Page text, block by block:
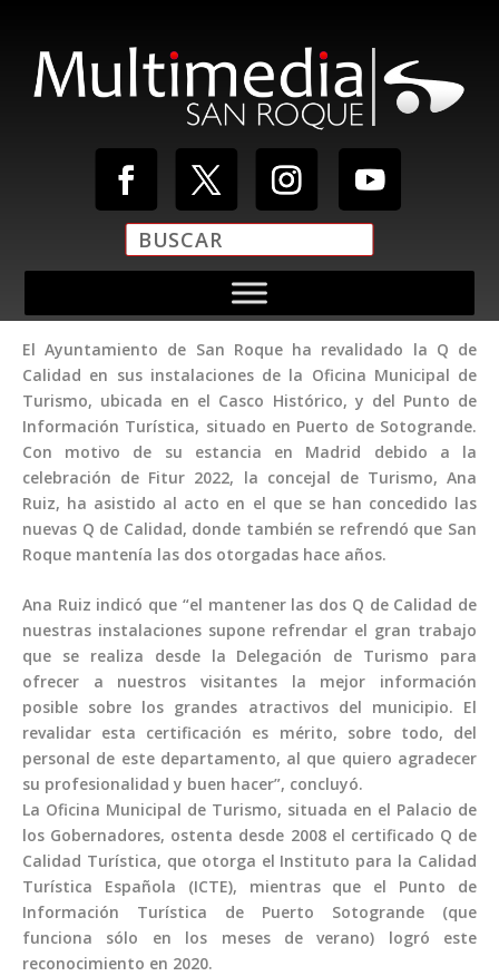
El Ayuntamiento de San Roque ha revalidado la Q de
Calidad en sus instalaciones de la Oficina Municipal de
Turismo, ubicada en el Casco Histórico, y del Punto de
Información Turística, situado en Puerto de Sotogrande.
Con motivo de su estancia en Madrid debido a la
celebración de Fitur 2022, la concejal de Turismo, Ana
Ruiz, ha asistido al acto en el que se han concedido las
nuevas Q de Calidad, donde también se refrendó que San
Roque mantenía las dos otorgadas hace años.
Ana Ruiz indicó que “el mantener las dos Q de Calidad de
nuestras instalaciones supone refrendar el gran trabajo
que se realiza desde la Delegación de Turismo para
ofrecer a nuestros visitantes la mejor información
posible sobre los grandes atractivos del municipio. El
revalidar esta certificación es mérito, sobre todo, del
personal de este departamento, al que quiero agradecer
su profesionalidad y buen hacer”, concluyó.
La Oficina Municipal de Turismo, situada en el Palacio de
los Gobernadores, ostenta desde 2008 el certificado Q de
Calidad Turística, que otorga el Instituto para la Calidad
Turística Española (ICTE), mientras que el Punto de
Información Turística de Puerto Sotogrande (que
funciona sólo en los meses de verano) logró este
reconocimiento en 2020.